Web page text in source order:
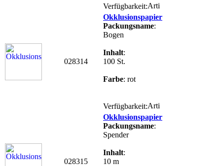
Verfügbarkeit:
028314
Okklusionspapier
Packungsname:
Bogen
Inhalt:
100 St.
Farbe: rot
Verfügbarkeit:
028315
Okklusionspapier
Packungsname:
Spender
Inhalt:
10 m